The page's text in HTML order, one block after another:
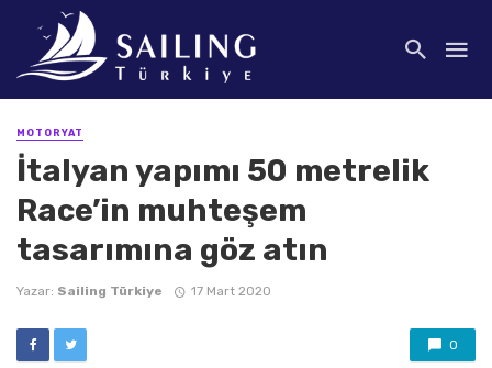
MOTORYAT
İtalyan yapımı 50 metrelik
Race’in muhteşem
tasarımına göz atın
Yazar: Sailing Türkiye 17 Mart 2020
0